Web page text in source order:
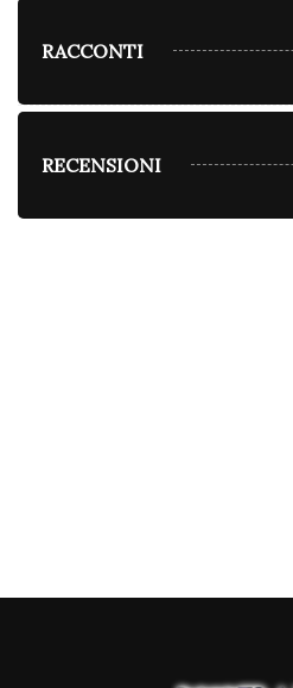
RACCONTI
RECENSIONI